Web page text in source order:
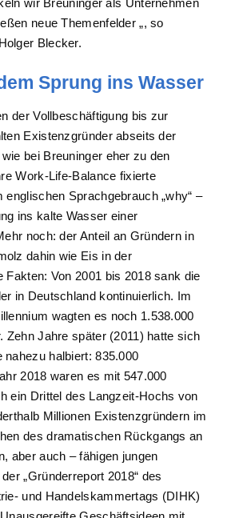
wir Breuninger als Unternehmen
neue Themenfelder „, so
Blecker.
Sprung ins Wasser
der Vollbeschäftigung bis zur
Existenzgründer abseits der
bei Breuninger eher zu den
Work-Life-Balance fixierte
englischen Sprachgebrauch „why“ –
ins kalte Wasser einer
noch: der Anteil an Gründern in
dahin wie Eis in der
Fakten: Von 2001 bis 2018 sank die
in Deutschland kontinuierlich. Im
wagten es noch 1.538.000
Zehn Jahre später (2011) hatte sich
nahezu halbiert: 835.000
2018 waren es mit 547.000
ein Drittel des Langzeit-Hochs von
Millionen Existenzgründern im
des dramatischen Rückgangs an
aber auch – fähigen jungen
„Gründerreport 2018“ des
und Handelskammertags (DIHK)